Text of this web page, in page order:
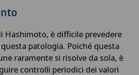
Hashimoto, è difficile prevedere
patologia. Poiché questa
raramente si risolve da sola, è
controlli periodici dei valori